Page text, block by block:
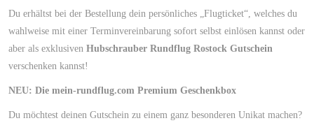
Du erhältst bei der Bestellung dein persönliches „Flugticket“, welches du
wahlweise mit einer Terminvereinbarung sofort selbst einlösen kannst oder
aber als exklusivenHubschrauber Rundflug Rostock Gutschein
verschenken kannst!
NEU: Die mein-rundflug.com Premium Geschenkbox
Du möchtest deinen Gutschein zu einem ganz besonderen Unikat machen?